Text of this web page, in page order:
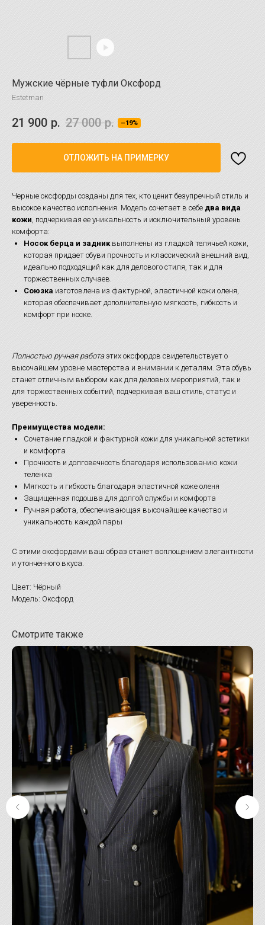
Мужские чёрные туфли Оксфорд
Estetman
21 900 р. 27 000 р. –19%
ОТЛОЖИТЬ НА ПРИМЕРКУ
Черные оксфорды созданы для тех, кто ценит безупречный стиль и
высокое качество исполнения. Модель сочетает в себе два вида
кожи, подчеркивая ее уникальность и исключительный уровень
комфорта:
Носок берца и задниквыполнены из гладкой телячьей кожи,
которая придает обуви прочность и классический внешний вид,
идеально подходящий как для делового стиля, так и для
торжественных случаев.
Союзка изготовлена из фактурной, эластичной кожи оленя,
которая обеспечивает дополнительную мягкость, гибкость и
комфорт при носке.
Полностью ручная работаэтих оксфордов свидетельствует о
высочайшем уровне мастерства и внимании к деталям. Эта обувь
станет отличным выбором как для деловых мероприятий, так и
для торжественных событий, подчеркивая ваш стиль, статус и
уверенность.
Преимущества модели:
Сочетание гладкой и фактурной кожи для уникальной эстетики
и комфорта
Прочность и долговечность благодаря использованию кожи
теленка
Мягкость и гибкость благодаря эластичной коже оленя
Защищенная подошва для долгой службы и комфорта
Ручная работа, обеспечивающая высочайшее качество и
уникальность каждой пары
С этими оксфордами ваш образ станет воплощением элегантности
и утонченного вкуса.
Цвет: Чёрный
Модель: Оксфорд
Смотрите также